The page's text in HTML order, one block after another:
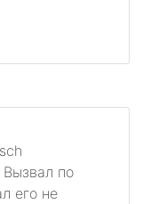
Вызвал по
его не